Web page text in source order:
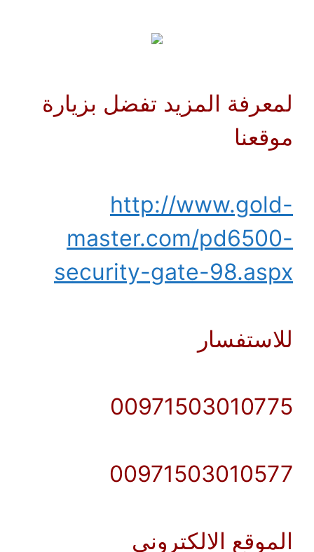
لمعرفة المزيد تفضل بزيارة
موقعنا
http://www.gold-
master.com/pd6500-
security-gate-98.aspx
للاستفسار
00971503010775
00971503010577
الموقع الالكتروني